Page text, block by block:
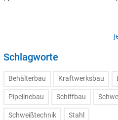
Schlagworte
Behälterbau Kraftwerksbau
Pipelinebau Schiffbau
Schweißtechnik Stahl